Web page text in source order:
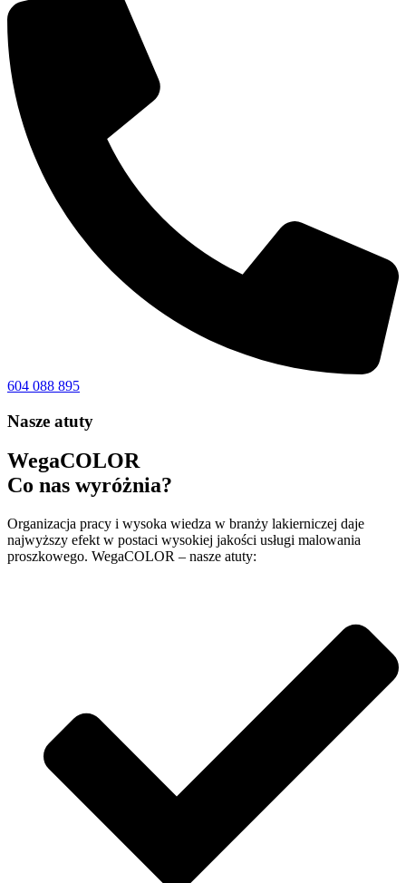
604 088 895
Nasze atuty
WegaCOLOR
Co nas wyróżnia?
Organizacja pracy i wysoka wiedza w branży lakierniczej daje
najwyższy efekt w postaci wysokiej jakości usługi malowania
proszkowego. WegaCOLOR – nasze atuty: